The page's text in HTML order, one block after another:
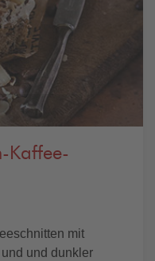
Kaffee-
mit
und dunkler